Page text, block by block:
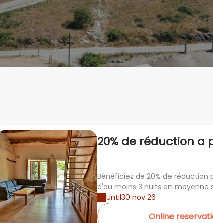
20% de réduction a
Bénéficiez de 20% de réduction
d'au moins 3 nuits en moyenne
Until30 nov 26
Online